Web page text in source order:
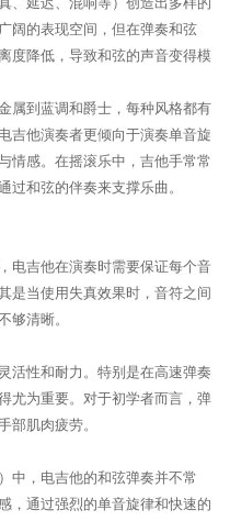
阔的表现空间，但在弹奏和弦
度降低，导致和弦的声音变得模
属到蓝调和爵士，每种风格都有
吉他演奏者更倾向于演奏单音旋
情感。在摇滚乐中，吉他手常常
过和弦的伴奏来支撑乐曲。
电吉他在演奏时需要保证每个音
是当使用失真效果时，音符之间
够清晰。
活性和耐力。特别是在高速弹奏
尤为重要。对于初学者而言，弹
部肌肉疲劳。
中，电吉他的和弦弹奏并不常
，通过强烈的单音旋律和快速的